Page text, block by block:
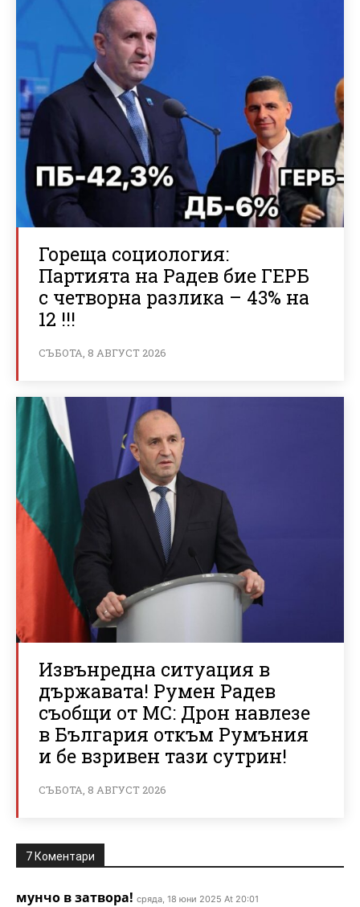
Гореща социология:
Партията на Радев бие ГЕРБ
с четворна разлика – 43% на
12 !!!
СЪБОТА, 8 АВГУСТ 2026
Извънредна ситуация в
държавата! Румен Радев
съобщи от МС: Дрон навлезе
в България откъм Румъния
и бе взривен тази сутрин!
СЪБОТА, 8 АВГУСТ 2026
7 Коментари
мунчо в затвора! сряда, 18 юни 2025 At 20:01